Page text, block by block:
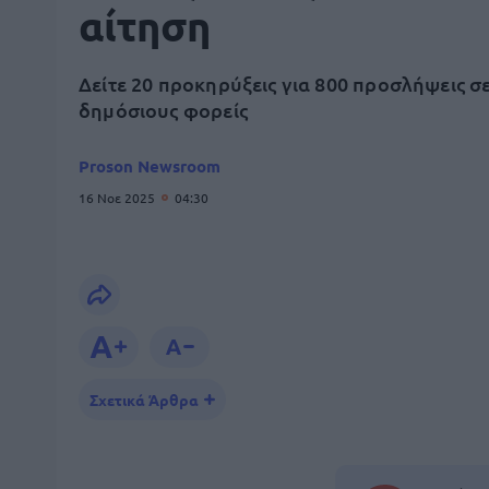
αίτηση
Δείτε 20 προκηρύξεις για 800 προσλήψεις
δημόσιους φορείς
Proson Newsroom
16 Νοε 2025 04:30
Σχετικά Άρθρα